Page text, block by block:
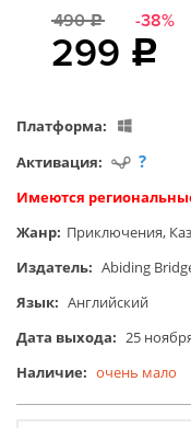
490c -38%
299 c
Платформа:
Активация:
?
Имеются
Жанр: Приключения,
Издатель: Abiding
Язык: Английский
Дата выхода: 25
Наличие: очень мало